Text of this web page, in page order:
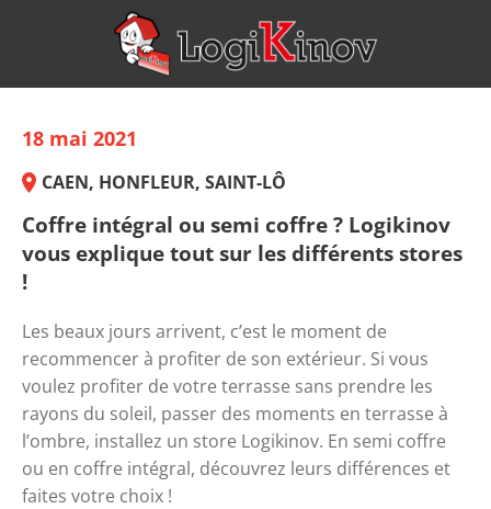
18 mai 2021
CAEN, HONFLEUR, SAINT-LÔ
Coffre intégral ou semi coffre ? Logikinov
vous explique tout sur les différents stores
!
Les beaux jours arrivent, c’est le moment de
recommencer à profiter de son extérieur. Si vous
voulez profiter de votre terrasse sans prendre les
rayons du soleil, passer des moments en terrasse à
l’ombre, installez un store Logikinov. En semi coffre
ou en coffre intégral, découvrez leurs différences et
faites votre choix !